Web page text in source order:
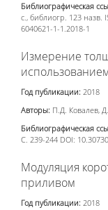
Библиографическая
с., библиогр. 123 назв.
6040621-1-1.2018-1
Измерение
Год публикации: 2018
Авторы: П.Д. Ковалев,
Библиографическая
С. 239-244 DOI:
Модуляция
приливом
Год публикации: 2018